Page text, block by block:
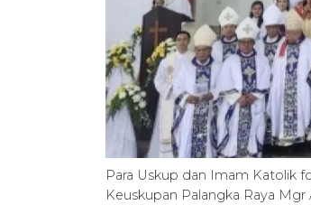
Para Uskup dan Imam Katolik
Keuskupan Palangka Raya Mgr